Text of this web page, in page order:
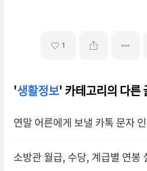
1
'생활정보' 카테고리의 다른
연말 어른에게 보낼 카톡 문자
소방관 월급, 수당, 계급별 연봉